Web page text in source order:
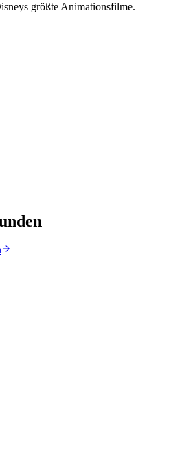
größte Animationsfilme.